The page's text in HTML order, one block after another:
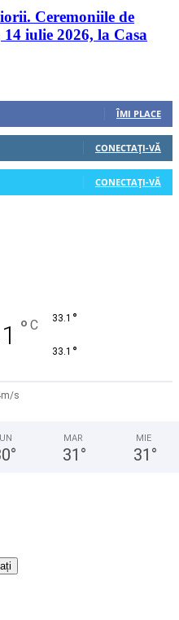
Ceremoniile de
iulie 2026, la Casa
ÎMI PLACE
CONECTAȚI-VĂ
CONECTAȚI-VĂ
° C 33.1 °
33.1 °
s
°
MAR
31 °
MIE
31 °